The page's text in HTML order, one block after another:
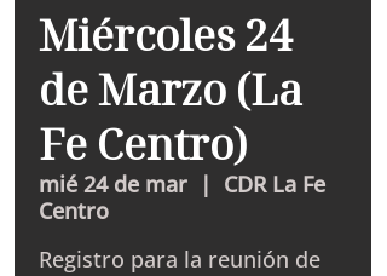
Miércoles 24
de Marzo (La
Fe Centro)
mié 24 de mar
  |
CDR La Fe
Centro
Registro para la reunión de